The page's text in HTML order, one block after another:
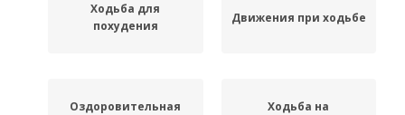
Ходьба для
похудения
Движения при ходьбе
Оздоровительная
Ходьба на